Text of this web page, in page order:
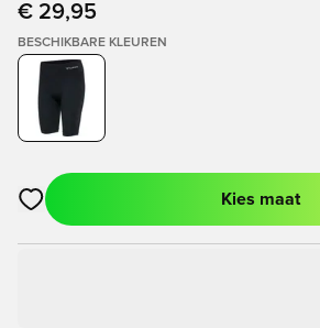
€ 29,95
BESCHIKBARE KLEUREN
Opent een venster om in te loggen of
Kies maat